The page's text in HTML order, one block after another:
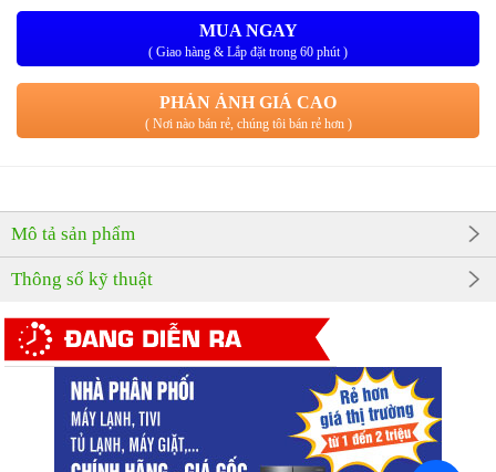
MUA NGAY
( Giao hàng & Lắp đặt trong 60 phút )
PHẢN ẢNH GIÁ CAO
( Nơi nào bán rẻ, chúng tôi bán rẻ hơn )
Mô tả sản phẩm
Thông số kỹ thuật